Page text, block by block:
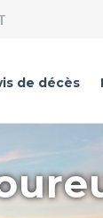
de décès